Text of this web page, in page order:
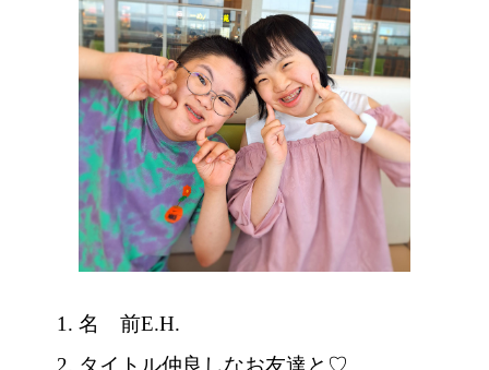
名 前E.H.
タイトル仲良しなお友達と♡